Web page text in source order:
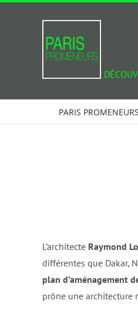
PARIS PROMENEURS
L’architecte Raymond
différentes que Dakar,
plan d’aménagement
prône une architecture